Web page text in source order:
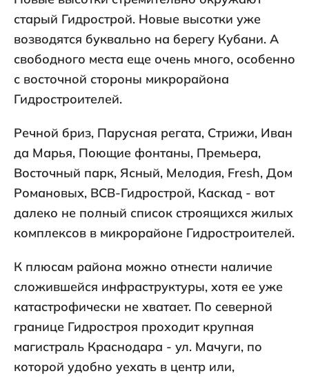
старый Гидрострой. Новые высотки уже
возводятся буквально на берегу Кубани. А
свободного места еще очень много, особенно
с восточной стороны микрорайона
Гидростроителей.
Речной бриз, Парусная регата, Стрижи, Иван
да Марья, Поющие фонтаны, Премьера,
Восточный парк, Ясный, Мелодия, Fresh, Дом
Романовых, ВСВ-Гидрострой, Каскад - вот
далеко не полный список строящихся жилых
комплексов в микрорайоне Гидростроителей.
К плюсам района можно отнести наличие
сложившейся инфраструктуры, хотя ее уже
катастрофически не хватает. По северной
границе Гидростроя проходит крупная
магистраль Краснодара - ул. Мачуги, по
которой удобно уехать в центр или,